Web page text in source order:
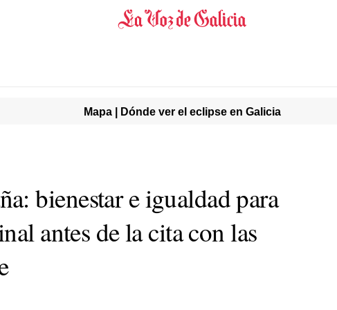
Mapa | Dónde ver el eclipse en Galicia
bienestar e igualdad para
antes de la cita con las